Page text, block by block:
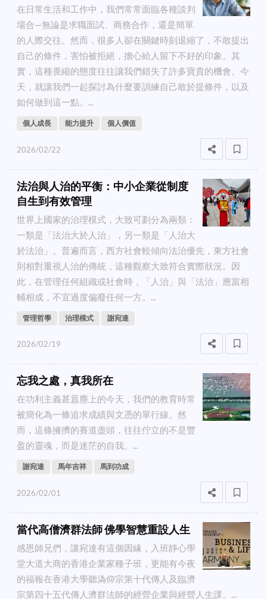
在日常生活和工作中，我們常常面臨各種談判
場合—無論是求職面試、商務合作，還是簡單
的人際交往。然而，很多人卻在關鍵時刻退縮了，不敢提出
自己的條件，害怕被拒絕，擔心給人留下不好的印象。其
實，這種畏縮的態度往往讓我們錯失了許多寶貴的機會。今
天，就讓我們一起探討為什麼要訓練自己敢於提條件，以及
如何做到這一點。...
個人成長 能力提升 個人價值
2026/02/22
法治與人治的平衡：中小企業從制度
自生到有效管理
世界上國家的治理模式，大致可劃分為兩類：
一類是「法治大於人治」，另一類是「人治大
於法治」。普遍而言，西方社會較傾向法治優先，東方社會
則相對重視人治的傳統，這種觀察大致符合實際狀況。因
此，在管理任何組織或社會時，「人治」與「法治」應當相
輔相成，不宜過度偏廢任何一方。...
管理哲學 治理模式 謝宛達
2026/02/19
忘我之處，真我所在
在功利主義甚囂塵上的今天，我們的教育時常
被簡化為一條追求成績與文憑的單行線。然
而，這條擁擠的賽道盡頭，往往佇立的不是豐
盈的靈魂，而是迷茫的自我。...
謝宛達 馬年吉祥 馬到功成
2026/02/01
當代高僧濟群法師 佛學智慧重設人生
感恩師兄們，讓宛達有這個因緣，入班靜心學
堂大道大商的香港企業家種子班，更能有今夜
的福報在香港大學聽溈仰宗第十代傳人及臨濟
宗第四十五代傳人濟群法師的經營企業與經營人生課。...